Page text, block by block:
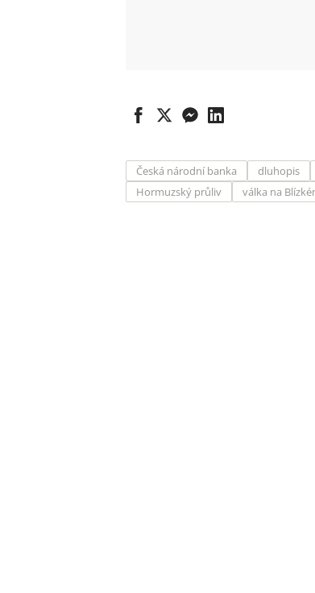
Česká národní banka dluhopis
Hormuzský průliv
válka na